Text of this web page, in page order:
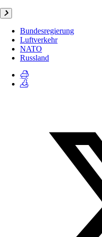
Bundesregierung
Luftverkehr
NATO
Russland